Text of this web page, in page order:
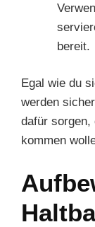
bereit.
Egal wie du
werden
dafür sorgen,
kommen